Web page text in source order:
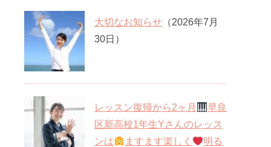
大切なお知らせ （2026年7月
30日）
レッスン復帰から2ヶ月
早良
区新高校1年生Yさんのレッス
ンは
ますます楽しく
明る